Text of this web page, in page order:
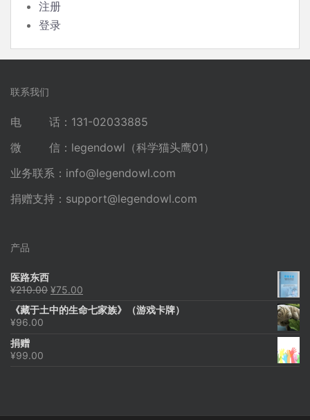
注册
登录
联系我们
电 话：131-02033885
微 信：legendowl（科学猫头鹰01）
业务联系： info@legendowl.com
捐赠支持： support@legendowl.com
产品
医路东西
¥210.00 原
为：
¥75.00
价
《藏于土中的生命七家族》（游戏卡牌）
¥96.00
捐赠
¥99.00